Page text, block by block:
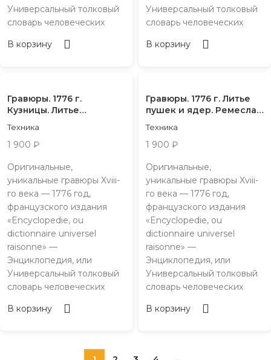
Универсальный толковый
словарь человеческих
В корзину
Универсальный толковый
словарь человеческих
В корзину
Гравюры. 1776 г.
Кузницы. Литье
Техника
1 900 ₽
Оригинальные,
уникальные гравюры Xviii-
го века — 1776 год,
французского издания
«Encyclopedie, ou
dictionnaire universel
raisonne» —
Энциклопедия, или
Универсальный толковый
словарь человеческих
В корзину
Гравюры. 1776 г. Литье
пушек и ядер. Ремесла.
Техника
1 900 ₽
Оригинальные,
уникальные гравюры Xviii-
го века — 1776 год,
французского издания
«Encyclopedie, ou
dictionnaire universel
raisonne» —
Энциклопедия, или
Универсальный толковый
словарь человеческих
В корзину